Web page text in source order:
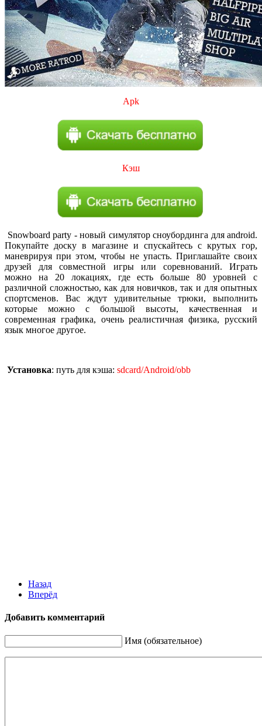
Apk
Кэш
Snowboard party - новый симулятор сноубординга для android.
Покупайте доску в магазине и спускайтесь с крутых гор,
маневрируя при этом, чтобы не упасть. Приглашайте своих
друзей для совместной игры или соревнований. Играть
можно на 20 локациях, где есть больше 80 уровней с
различной сложностью, как для новичков, так и для опытных
спортсменов. Вас ждут удивительные трюки, выполнить
которые можно с большой высоты, качественная и
современная графика, очень реалистичная физика, русский
язык многое другое.
Установка: путь для кэша: sdcard/Android/obb
Назад
Вперёд
Добавить комментарий
Имя (обязательное)